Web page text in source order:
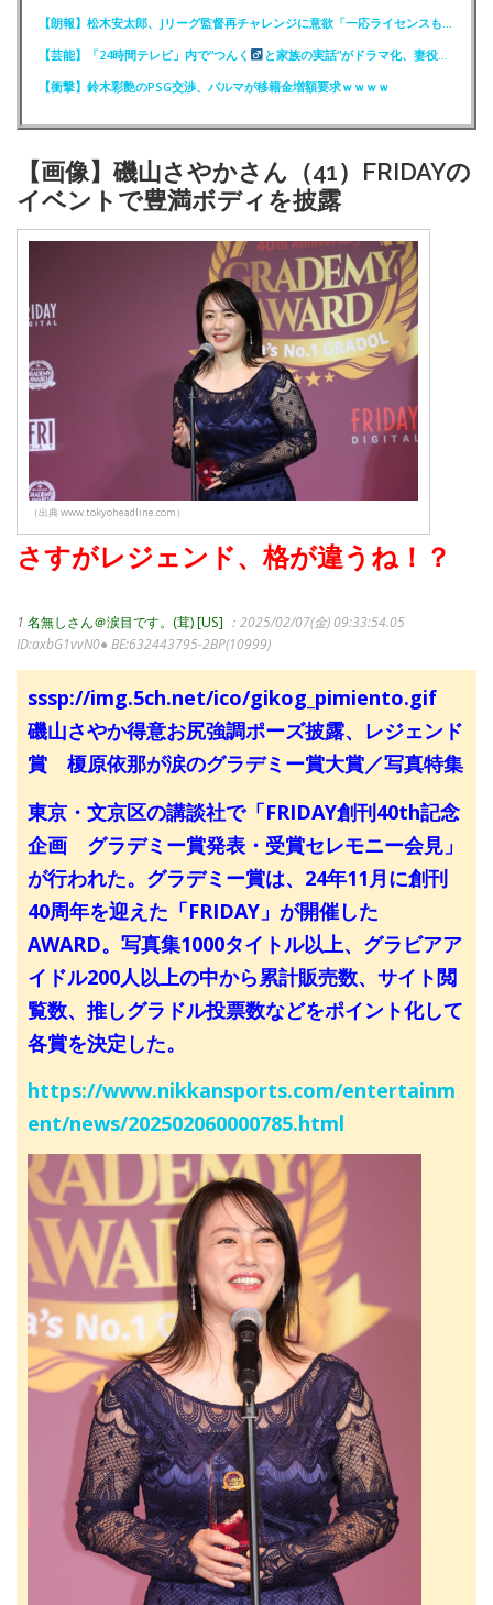
【朗報】松木安太郎、Jリーグ監督再チャレンジに意欲「一応ライセンスも持っているので」
【芸能】「24時間テレビ」内で”つんく
と家族の実話”がドラマ化、妻役は北川景子
【衝撃】鈴木彩艶のPSG交渉、パルマが移籍金増額要求ｗｗｗｗ
【画像】磯山さやかさん（41）FRIDAYの
イベントで豊満ボディを披露
（出典 www.tokyoheadline.com）
さすがレジェンド、格が違うね！？
1 名無しさん＠涙目です。(茸) [US] ：2025/02/07(金) 09:33:54.05
ID:axbG1vvN0● BE:632443795-2BP(10999)
sssp://img.5ch.net/ico/gikog_pimiento.gif
磯山さやか得意お尻強調ポーズ披露、レジェンド
賞 榎原依那が涙のグラデミー賞大賞／写真特集
東京・文京区の講談社で「FRIDAY創刊40th記念
企画 グラデミー賞発表・受賞セレモニー会見」
が行われた。グラデミー賞は、24年11月に創刊
40周年を迎えた「FRIDAY」が開催した
AWARD。写真集1000タイトル以上、グラビアア
イドル200人以上の中から累計販売数、サイト閲
覧数、推しグラドル投票数などをポイント化して
各賞を決定した。
https://www.nikkansports.com/entertainm
ent/news/202502060000785.html